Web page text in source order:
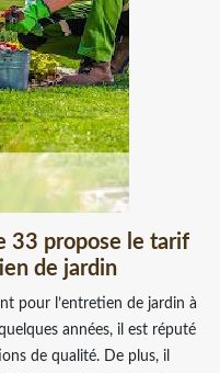
33 propose le tarif
de jardin
pour l’entretien de jardin à
années, il est réputé
de qualité. De plus, il